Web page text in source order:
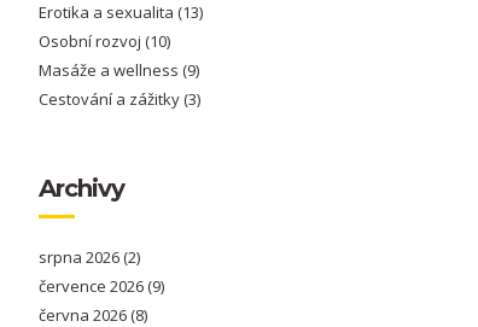
Erotika a sexualita (13)
Osobní rozvoj (10)
Masáže a wellness (9)
Cestování a zážitky(3)
Archivy
srpna 2026(2)
července 2026(9)
června 2026(8)